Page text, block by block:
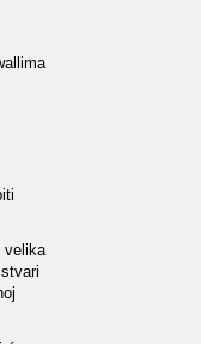
velika